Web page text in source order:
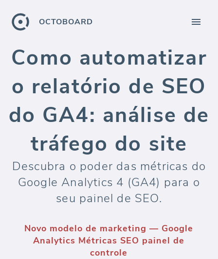
OCTOBOARD
Como automatizar
o relatório de SEO
do GA4: análise de
tráfego do site
Descubra o poder das métricas do
Google Analytics 4 (GA4) para o
seu painel de SEO.
Novo modelo de marketing — Google
Analytics Métricas SEO painel de
controle